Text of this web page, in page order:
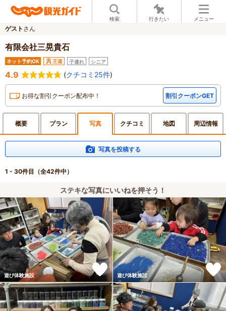
検索 行きたい メニュー
ゲスト さん
有限会社三晃貴石
ネット予約OK 王道 子連れ シニア
4.9 (クチコミ25件)
お得な割引クーポン配布中！ 割引クーポンGET
概要 プラン 写真 クチコミ 地図 周辺情報
写真を投稿する
1 - 30件目 （全42件中）
ステキな写真にいいねを押そう！
遊び体験施設 遊び体験施設